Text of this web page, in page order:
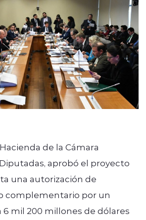
de la Cámara
aprobó el proyecto
una autorización de
complementario por un
mil 200 millones de dólares